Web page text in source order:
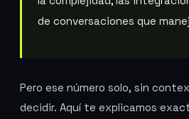
de conversaciones que
Pero ese número solo, sin
decidir. Aquí te explicamos